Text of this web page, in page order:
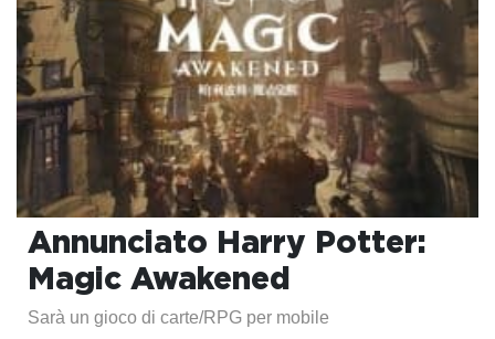
Annunciato Harry Potter:
Magic Awakened
Sarà un gioco di carte/RPG per mobile